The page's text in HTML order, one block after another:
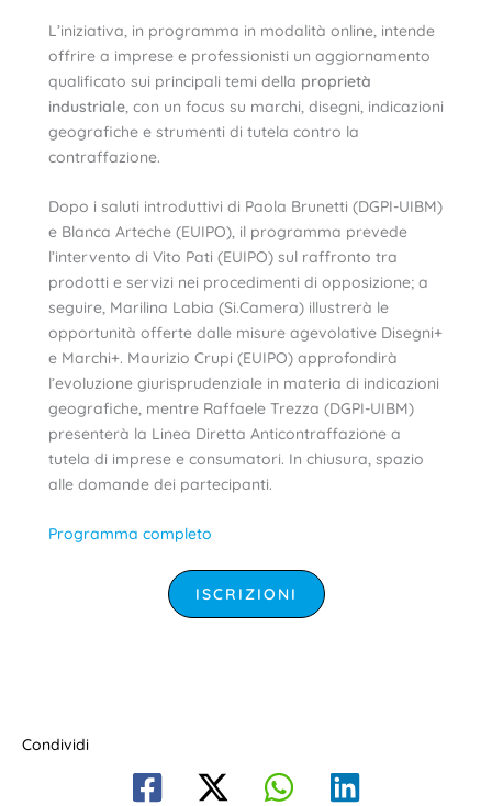
L’iniziativa, in programma in modalità online, intende
offrire a imprese e professionisti un aggiornamento
qualificato sui principali temi della proprietà
industriale, con un focus su marchi, disegni, indicazioni
geografiche e strumenti di tutela contro la
contraffazione.
Dopo i saluti introduttivi di Paola Brunetti (DGPI-UIBM)
e Blanca Arteche (EUIPO), il programma prevede
l’intervento di Vito Pati (EUIPO) sul raffronto tra
prodotti e servizi nei procedimenti di opposizione; a
seguire, Marilina Labia (Si.Camera) illustrerà le
opportunità offerte dalle misure agevolative Disegni+
e Marchi+. Maurizio Crupi (EUIPO) approfondirà
l’evoluzione giurisprudenziale in materia di indicazioni
geografiche, mentre Raffaele Trezza (DGPI-UIBM)
presenterà la Linea Diretta Anticontraffazione a
tutela di imprese e consumatori. In chiusura, spazio
alle domande dei partecipanti.
Programma completo
ISCRIZIONI
Condividi